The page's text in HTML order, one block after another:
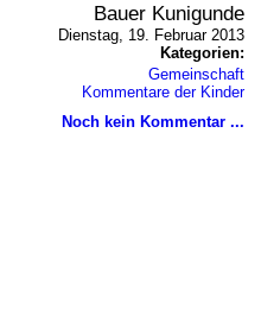
Bauer Kunigunde
Dienstag, 19. Februar 2013
Kategorien:
Gemeinschaft
Kommentare der Kinder
Noch kein Kommentar ...